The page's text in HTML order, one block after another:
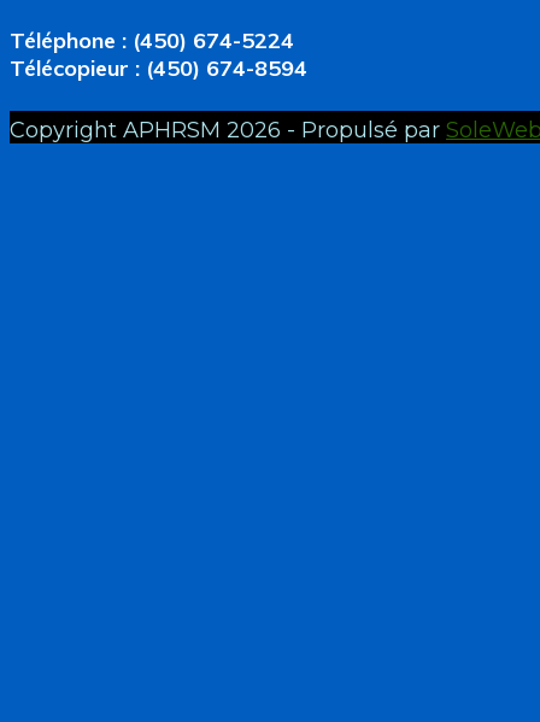
Téléphone : (450) 674-5224
Télécopieur : (450) 674-8594
Copyright APHRSM 2026 - Propulsé par